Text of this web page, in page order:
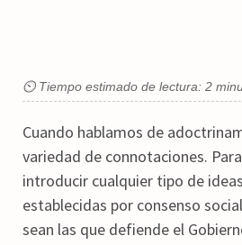
⏲ Tiempo estimado de lectura: 2
Cuando hablamos de
variedad de connotaciones.
introducir cualquier tipo de
establecidas por consenso
sean las que defiende el